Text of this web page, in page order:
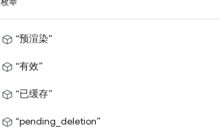
枚举
“预渲染”
“有效”
“已缓存”
“pending_deletion”